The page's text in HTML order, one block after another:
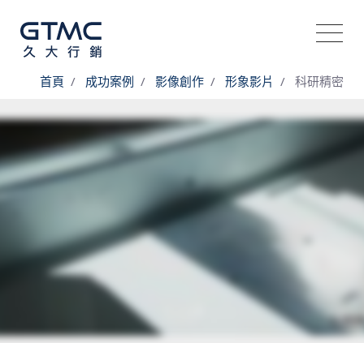
首頁 成功案例 影像創作 形象影片 科研精密